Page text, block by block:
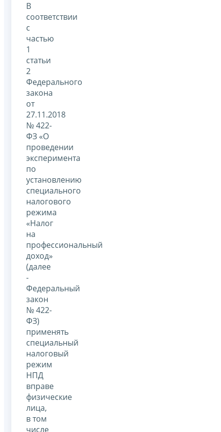
В
соответствии
с
частью
1
статьи
2
Федерального
закона
от
27.11.2018
№ 422-
ФЗ «О
проведении
эксперимента
по
установлению
специального
налогового
режима
«Налог
на
профессиональный
доход»
(далее
-
Федеральный
закон
№ 422-
ФЗ)
применять
специальный
налоговый
режим
НПД
вправе
физические
лица,
в том
числе